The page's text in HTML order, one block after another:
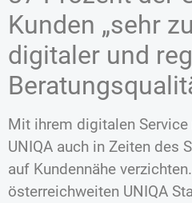
Kunden „sehr
digitaler und
Mit ihrem digitalen
UNIQA auch in Zeiten des
auf Kundennähe
österreichweiten UNIQA